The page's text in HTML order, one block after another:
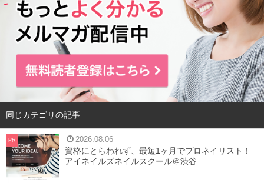
同じカテゴリの記事
PR 2026.08.06
資格にとらわれず、最短1ヶ月でプロネイリスト！
アイネイルズネイルスクール＠渋谷